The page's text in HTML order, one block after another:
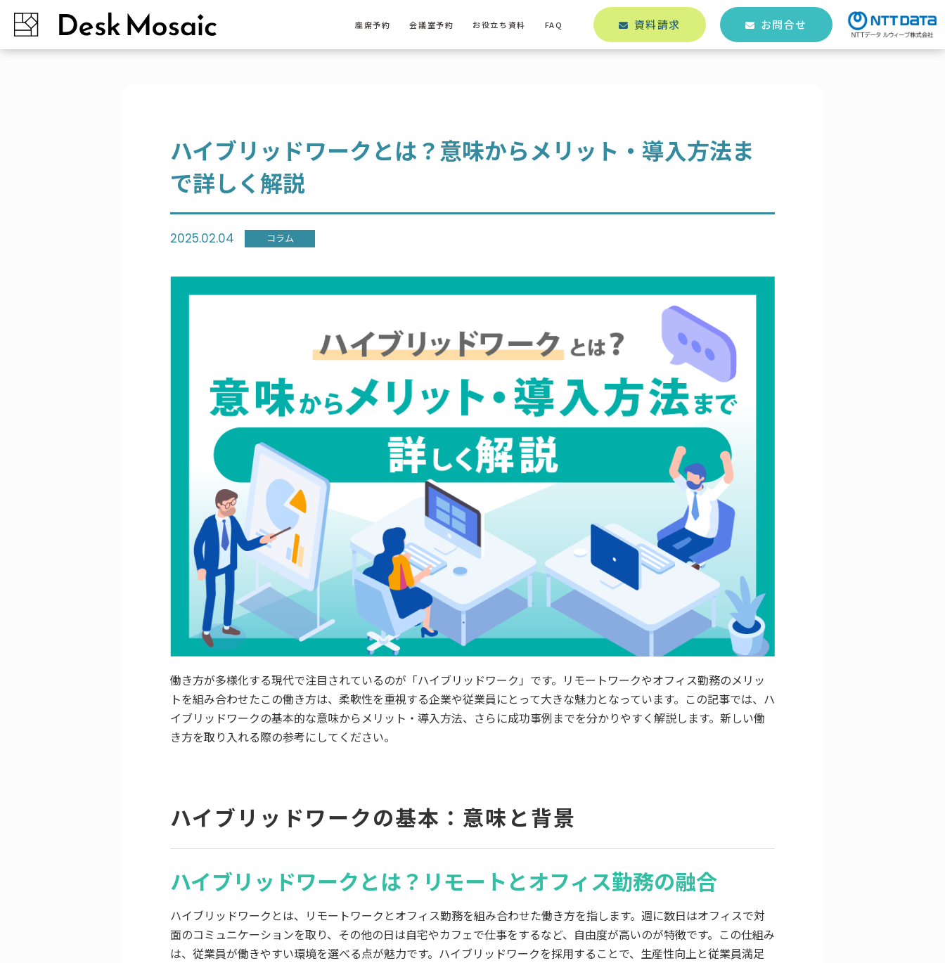
座席予約 会議室予約 お役立ち資料 FAQ 資料請求 お問合せ
ハイブリッドワークとは？意味からメリット・導入方法ま
で詳しく解説
2025.02.04 コラム
働き方が多様化する現代で注目されているのが「ハイブリッドワーク」です。リモートワークやオフィス勤務のメリッ
トを組み合わせたこの働き方は、柔軟性を重視する企業や従業員にとって大きな魅力となっています。この記事では、ハ
イブリッドワークの基本的な意味からメリット・導入方法、さらに成功事例までを分かりやすく解説します。新しい働
き方を取り入れる際の参考にしてください。
ハイブリッドワークの基本：意味と背景
ハイブリッドワークとは？リモートとオフィス勤務の融合
ハイブリッドワークとは、リモートワークとオフィス勤務を組み合わせた働き方を指します。週に数日はオフィスで対
面のコミュニケーションを取り、その他の日は自宅やカフェで仕事をするなど、自由度が高いのが特徴です。この仕組み
は、従業員が働きやすい環境を選べる点が魅力です。ハイブリッドワークを採用することで、生産性向上と従業員満足